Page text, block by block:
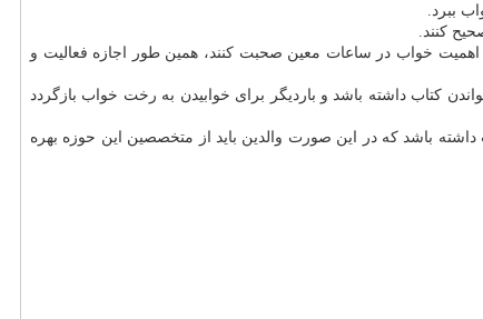
ببرد.
کنند.
اهمیت خواب در ساعات معین صحبت کنند، همین طور اجازه فعالیت و
کتاب داشته باشد و باردیگر برای خوابیدن به رخت خواب بازگردد
باشد که در این صورت والدین باید از متخصصین این حوزه بهره